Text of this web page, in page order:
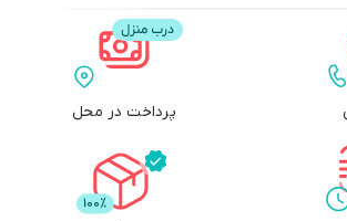
پرداخت در محل